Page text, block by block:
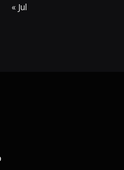
« Jul